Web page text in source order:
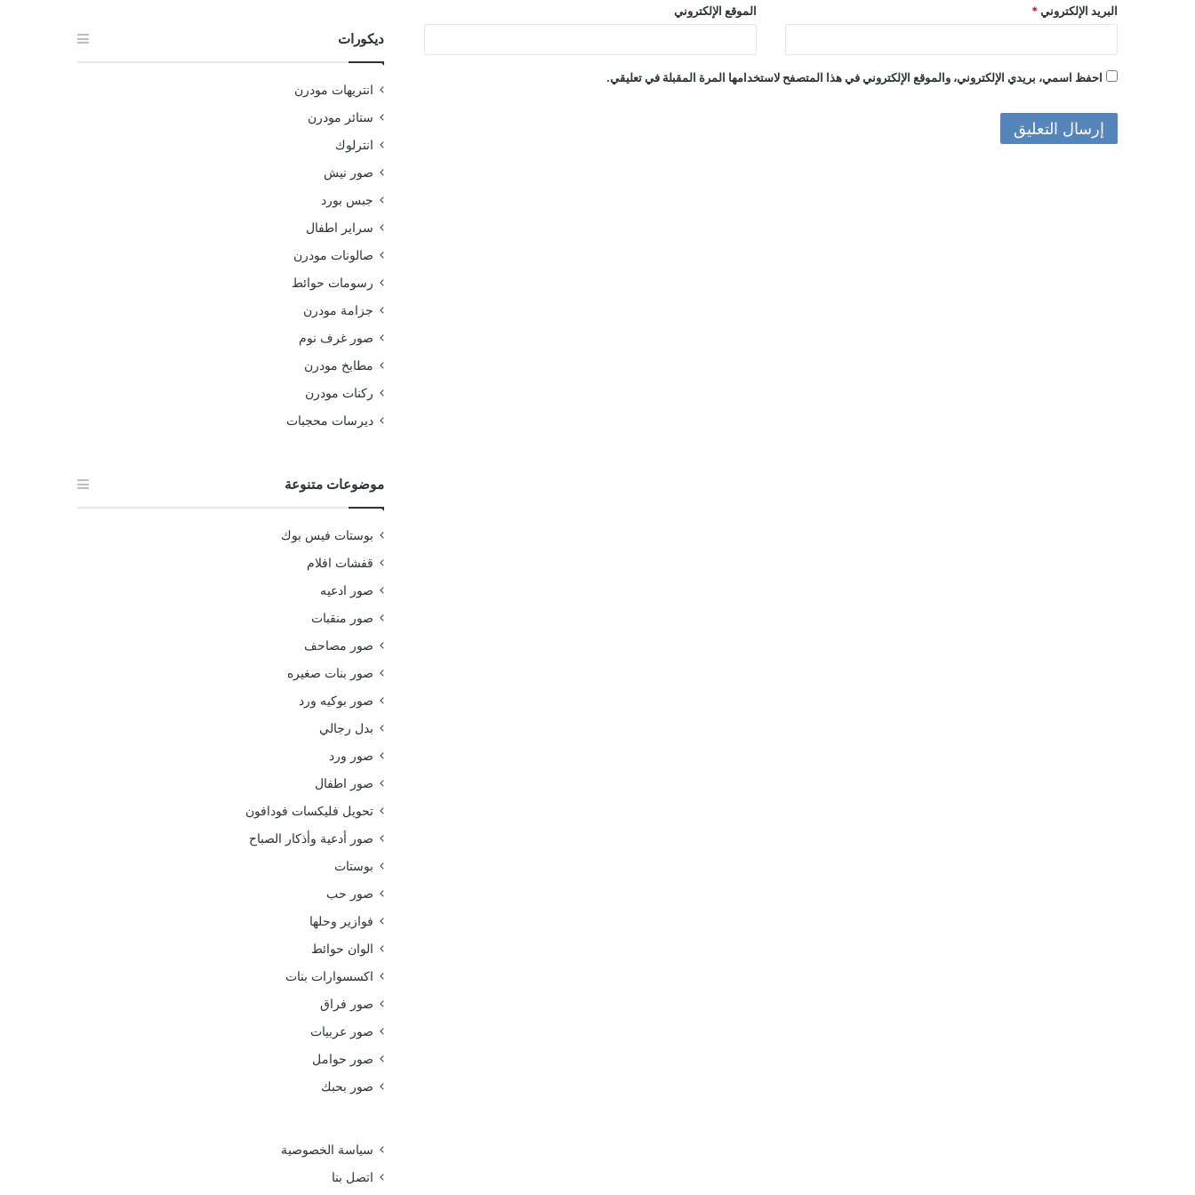
البريد الإلكتروني * الموقع الإلكتروني
احفظ اسمي، بريدي الإلكتروني، والموقع الإلكتروني في هذا المتصفح لاستخدامها المرة المقبلة في تعليقي.
ديكورات
انتريهات مودرن
ستائر مودرن
انترلوك
صور نيش
جبس بورد
سراير اطفال
صالونات مودرن
رسومات حوائط
جزامة مودرن
صور غرف نوم
مطابخ مودرن
ركنات مودرن
ديرسات محجبات
موضوعات متنوعة
بوستات فيس بوك
قفشات افلام
صور ادعيه
صور منقبات
صور مصاحف
صور بنات صغيره
صور بوكيه ورد
بدل رجالي
صور ورد
صور اطفال
تحويل فليكسات فودافون
صور أدعية وأذكار الصباح
بوستات
صور حب
فوازير وحلها
الوان حوائط
اكسسوارات بنات
صور فراق
صور عربيات
صور حوامل
صور بحبك
سياسة الخصوصية
اتصل بنا